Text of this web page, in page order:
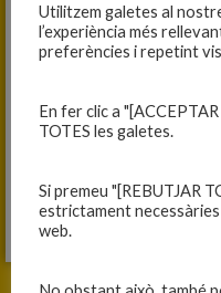
Utilitzem galetes al
l’experiència més
preferències i repetint
En fer clic a
TOTES les galetes.
Si premeu "[REBUTJAR
estrictament
web.